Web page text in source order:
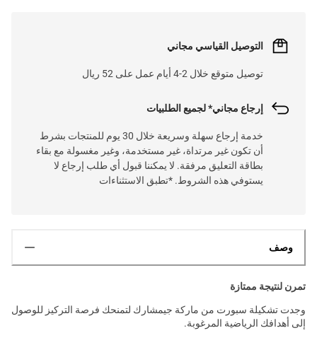
التوصيل القياسي مجاني
توصيل متوقع خلال 2-4 أيام عمل على 52 ريال
إرجاع مجاني* لجميع الطلبيات
خدمة إرجاع سهلة وسريعة خلال 30 يوم للمنتجات بشرط
أن تكون غير مرتداة، غير مستخدمة، وغير مغسولة مع بقاء
بطاقة التعليق مرفقة. لا يمكننا قبول أي طلب إرجاع لا
يستوفي هذه الشروط. *تطبق الاستثناءات
وصف
تمرن لنتيجة ممتازة
وجدت تشكيلة سبورت من ماركة جيمشارك لتمنحك فرصة التركيز للوصول
إلى أهدافك الرياضية المرغوبة.